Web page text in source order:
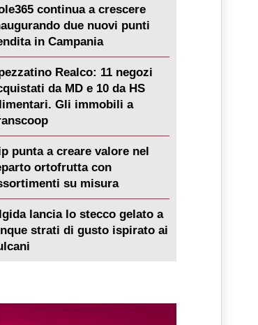
continua a crescere
due nuovi punti
in Campania
Realco: 11 negozi
da MD e 10 da HS
Gli immobili a
punta a creare valore nel
ortofrutta con
su misura
lancia lo stecco gelato a
strati di gusto ispirato ai